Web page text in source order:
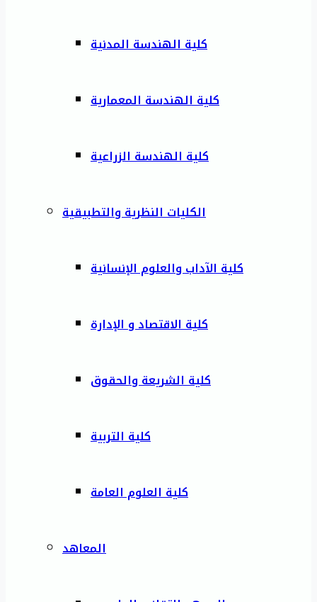
كلية الهندسة المدنية
كلية الهندسة المعمارية
كلية الهندسة الزراعية
الكليات النظرية والتطبيقية
كلية الآداب والعلوم الإنسانية
كلية الاقتصاد و الإدارة
كلية الشريعة والحقوق
كلية التربية
كلية العلوم العامة
المعاهد